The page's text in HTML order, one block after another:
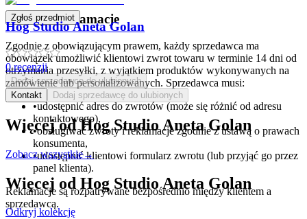
Zwroty i reklamacje
Zgodnie z obowiązującym prawem, każdy sprzedawca ma
obowiązek umożliwić klientowi zwrot towaru w terminie 14 dni od
otrzymania przesyłki, z wyjątkiem produktów wykonywanych na
zamówienie lub personalizowanych. Sprzedawca musi:
•udostępnić adres do zwrotów (może się różnić od adresu
kontaktowego),
•obsługiwać zwroty i reklamacje zgodnie z ustawą o prawach
konsumenta,
•udostępnić klientowi formularz zwrotu (lub przyjąć go przez
panel klienta).
Reklamacje są rozpatrywane bezpośrednio między klientem a
sprzedawcą.
Zgłoś przedmiot
Hog Studio Aneta Golan
0recenzji
Dodaj sprzedawcę do ulubionych
Kontakt
Dodaj sprzedawcę do ulubionych
Więcej odHog Studio Aneta Golan
Zobacz wszystkie→
Więcej od Hog Studio Aneta Golan
Odkryj kolekcję